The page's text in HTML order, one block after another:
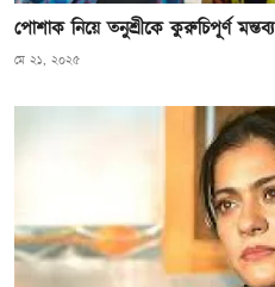
পোশাক নিয়ে তনুশ্রীকে কুরুচিপূর্ণ মন্তব্য
মে ২১, ২০২৫